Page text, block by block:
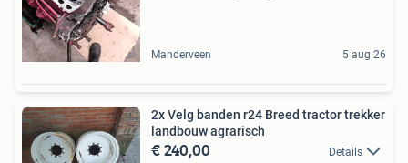
Manderveen 5 aug 26
2x Velg banden r24 Breed tractor trekker
landbouw agrarisch
€ 240,00 Details